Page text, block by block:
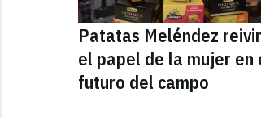
Patatas Meléndez
el papel de la mujer en
futuro del campo